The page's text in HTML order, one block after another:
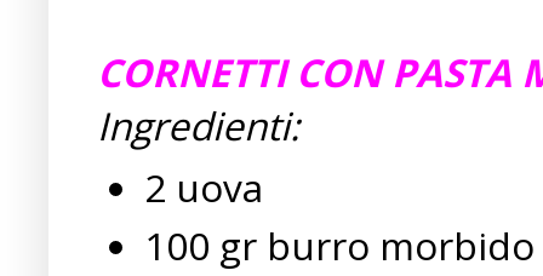
CORNETTI CON PASTA
Ingredienti:
2 uova
100 gr burro morbido